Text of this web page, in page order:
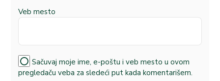
Veb mesto
Sačuvaj moje ime, e-poštu i veb mesto u ovom
pregledaču veba za sledeći put kada komentarišem.